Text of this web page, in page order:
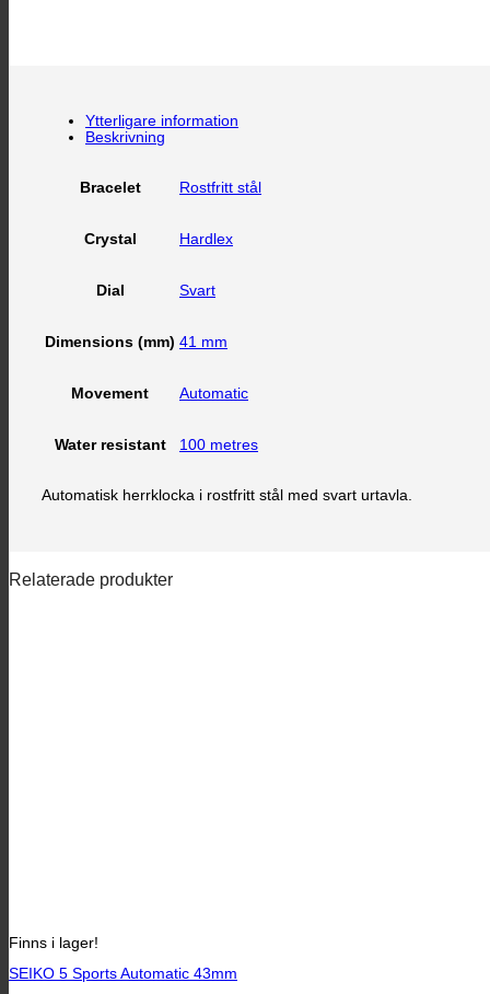
Ytterligare information
Beskrivning
Bracelet Rostfritt stål
Crystal Hardlex
Dial Svart
Dimensions (mm) 41 mm
Movement Automatic
Water resistant 100 metres
Automatisk herrklocka i rostfritt stål med svart urtavla.
Relaterade produkter
Finns i lager!
SEIKO 5 Sports Automatic 43mm